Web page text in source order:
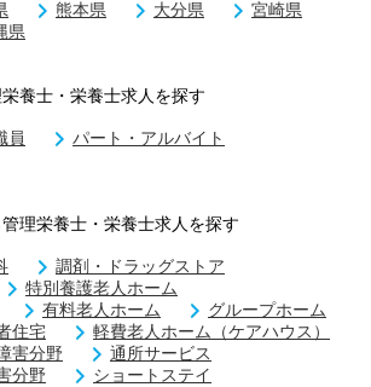
熊本県 大分県
宮崎県
県
養士・栄養士求人を探す
員
パート・アルバイト
理栄養士・栄養士求人を探す
調剤・ドラッグストア
特別養護老人ホーム
有料老人ホーム
グループホーム
住宅
軽費老人ホーム（ケアハウス）
害分野
通所サービス
分野
ショートステイ